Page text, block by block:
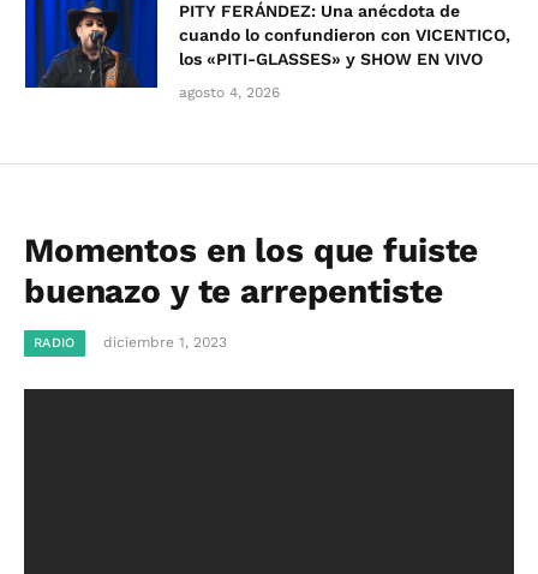
PITY FERÁNDEZ: Una anécdota de
cuando lo confundieron con VICENTICO,
los «PITI-GLASSES» y SHOW EN VIVO
agosto 4, 2026
Momentos en los que fuiste
buenazo y te arrepentiste
RADIO diciembre 1, 2023